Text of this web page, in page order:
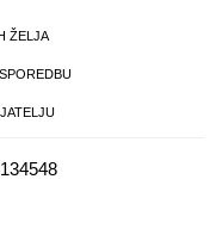
134548